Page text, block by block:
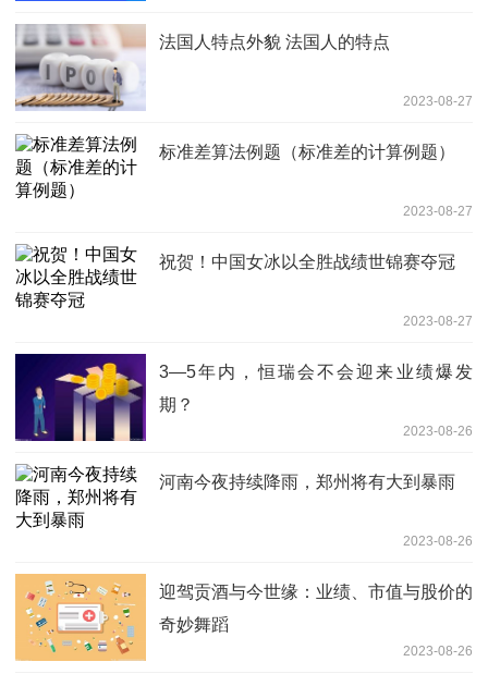
法国人特点外貌 法国人的特点
2023-08-27
标准差算法例题（标准差的计算例题）
2023-08-27
祝贺！中国女冰以全胜战绩世锦赛夺冠
2023-08-27
3—5年内，恒瑞会不会迎来业绩爆发
期？
2023-08-26
河南今夜持续降雨，郑州将有大到暴雨
2023-08-26
迎驾贡酒与今世缘：业绩、市值与股价的
奇妙舞蹈
2023-08-26